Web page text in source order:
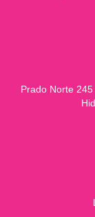
Prado Norte